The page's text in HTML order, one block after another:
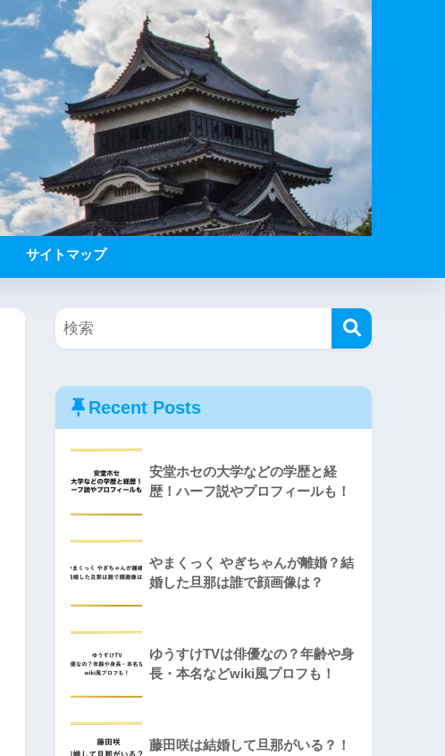
サイトマップ
Recent Posts
安堂ホセの大学などの学歴と経
歴！ハーフ説やプロフィールも！
やまくっく やぎちゃんが離婚？結
婚した旦那は誰で顔画像は？
ゆうすけTVは俳優なの？年齢や身
長・本名などwiki風プロフも！
藤田咲は結婚して旦那がいる？！